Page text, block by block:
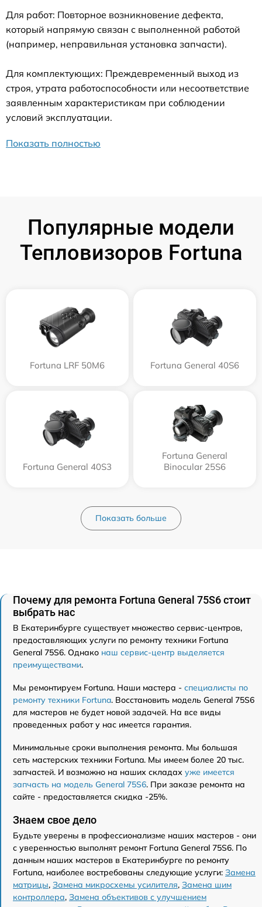
Для работ: Повторное возникновение дефекта,
который напрямую связан с выполненной работой
(например, неправильная установка запчасти).
Для комплектующих: Преждевременный выход из
строя, утрата работоспособности или несоответствие
заявленным характеристикам при соблюдении
условий эксплуатации.
Показать полностью
Популярные модели
Тепловизоров Fortuna
Fortuna LRF 50M6 Fortuna General 40S6
Fortuna General 40S3
Fortuna General
Binocular 25S6
Показать больше
Почему для ремонта Fortuna General 75S6 стоит
выбрать нас
В Екатеринбурге существует множество сервис-центров,
предоставляющих услуги по ремонту техники Fortuna
General 75S6. Однако наш сервис-центр выделяется
преимуществами.
Мы ремонтируем Fortuna. Наши мастера - специалисты по
ремонту техники Fortuna. Восстановить модель General 75S6
для мастеров не будет новой задачей. На все виды
проведенных работ у нас имеется гарантия.
Минимальные сроки выполнения ремонта. Мы большая
сеть мастерских техники Fortuna. Мы имеем более 20 тыс.
запчастей. И возможно на наших складах уже имеется
запчасть на модель General 75S6. При заказе ремонта на
сайте - предоставляется скидка -25%.
Знаем свое дело
Будьте уверены в профессионализме наших мастеров - они
с уверенностью выполнят ремонт Fortuna General 75S6. По
данным наших мастеров в Екатеринбурге по ремонту
Fortuna, наиболее востребованы следующие услуги: Замена
матрицы, Замена микросхемы усилителя, Замена шим
контроллера, Замена объективов с улучшением